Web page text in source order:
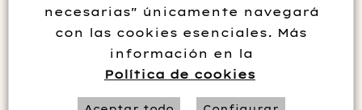
42.00 €
Añadir al carrito
necesarias" únicamente navegará
con las cookies esenciales. Más
información en la
Política de cookies